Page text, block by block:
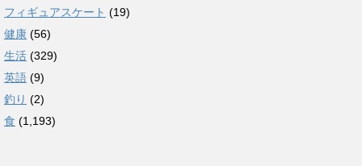
フィギュアスケート (19)
健康 (56)
生活 (329)
英語 (9)
釣り (2)
食 (1,193)